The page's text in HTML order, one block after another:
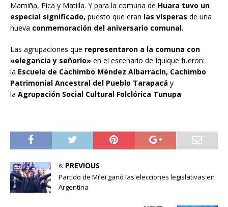
Mamiña, Pica y Matilla. Y para la comuna de Huara tuvo un
especial significado, puesto que eran las vísperas de una
nueva conmemoración del aniversario comunal.
Las agrupaciones que representaron a la comuna con
«elegancia y señorío» en el escenario de Iquique fueron:
la Escuela de Cachimbo Méndez Albarracín, Cachimbo
Patrimonial Ancestral del Pueblo Tarapacá y
la Agrupación Social Cultural Folclórica Tunupa
PREVIOUS
Partido de Milei ganó las elecciones legislativas en
Argentina